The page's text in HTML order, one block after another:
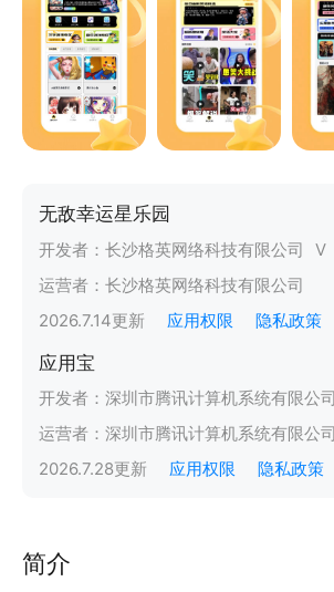
无敌幸运星乐园
开发者： 长沙格英网络科技有限公司
V
运营者： 长沙格英网络科技有限公司
2026.7.14更新 应用权限 隐私政策
应用宝
开发者： 深圳市腾讯计算机系统有限公司
运营者： 深圳市腾讯计算机系统有限公司
2026.7.28更新 应用权限 隐私政策
简介